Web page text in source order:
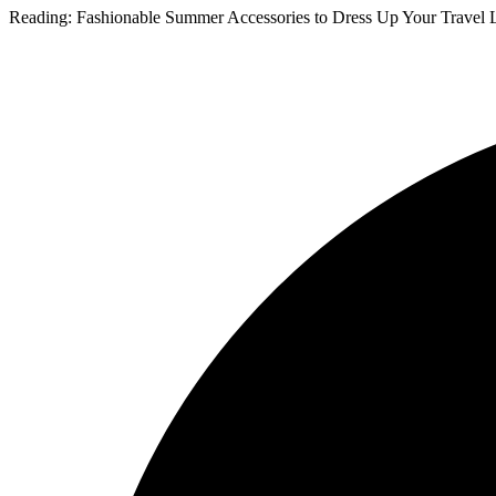
Reading: Fashionable Summer Accessories to Dress Up Your Travel